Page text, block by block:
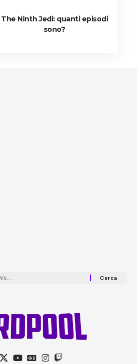
The Ninth Jedi: quanti episodi
sono?